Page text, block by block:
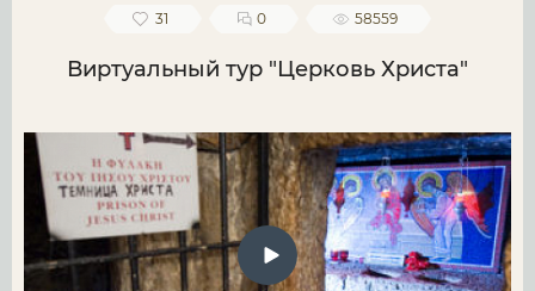
31 0 58559
Виртуальный тур "Церковь Христа"